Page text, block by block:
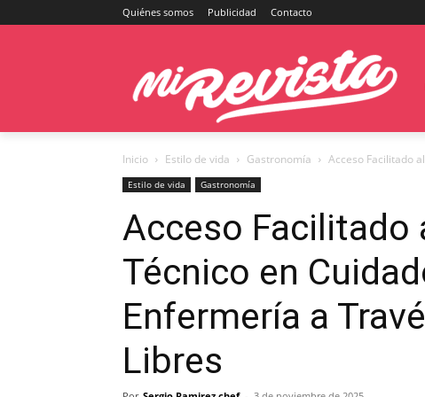
Quiénes somos Publicidad Contacto
Inicio Estilo de vida Gastronomía Acceso Facilitado
Estilo de vida Gastronomía
Acceso Facilitado
Técnico en
Enfermería a
Libres